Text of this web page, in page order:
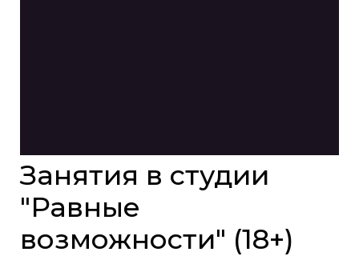
Занятия в студии
"Равные
возможности" (18+)